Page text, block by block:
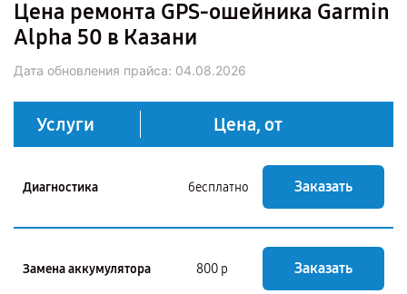
Цена ремонта GPS-ошейника Garmin
Alpha 50 в Казани
Дата обновления прайса: 04.08.2026
Услуги Цена, от
Диагностика бесплатно Заказать
Замена аккумулятора 800 р Заказать